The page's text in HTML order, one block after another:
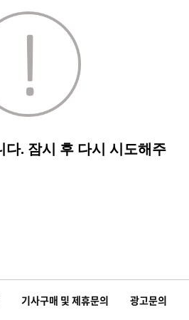
기사구매 및 제휴문의 광고문의